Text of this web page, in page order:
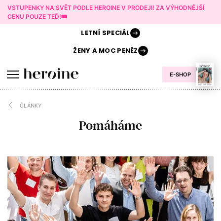
VSTUPENKY NA SVĚT PODLE HEROINE V PRODEJI! ZA VÝHODNĚJŠÍ
CENU POUZE TEĎ!🎟️
E-SHOP
LETNÍ SPECIÁL
ŽENY AMOC PENĚZ
ČLÁNKY
Pomáháme